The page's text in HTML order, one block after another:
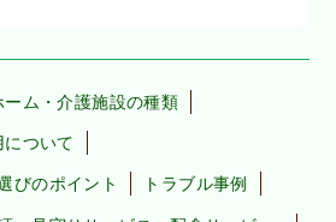
ーム・介護施設の種類
について
びのポイント トラブル事例